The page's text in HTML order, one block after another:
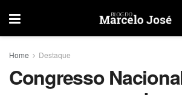
Home Destaque
Congresso